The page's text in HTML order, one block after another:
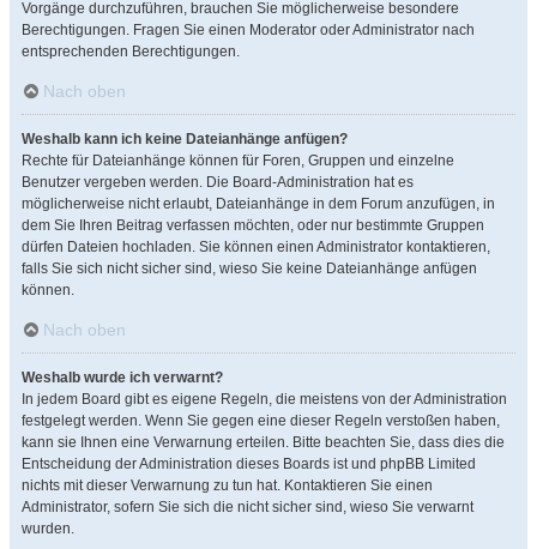
Vorgänge durchzuführen, brauchen Sie möglicherweise besondere
Berechtigungen. Fragen Sie einen Moderator oder Administrator nach
entsprechenden Berechtigungen.
Nach oben
Weshalb kann ich keine Dateianhänge anfügen?
Rechte für Dateianhänge können für Foren, Gruppen und einzelne
Benutzer vergeben werden. Die Board-Administration hat es
möglicherweise nicht erlaubt, Dateianhänge in dem Forum anzufügen, in
dem Sie Ihren Beitrag verfassen möchten, oder nur bestimmte Gruppen
dürfen Dateien hochladen. Sie können einen Administrator kontaktieren,
falls Sie sich nicht sicher sind, wieso Sie keine Dateianhänge anfügen
können.
Nach oben
Weshalb wurde ich verwarnt?
In jedem Board gibt es eigene Regeln, die meistens von der Administration
festgelegt werden. Wenn Sie gegen eine dieser Regeln verstoßen haben,
kann sie Ihnen eine Verwarnung erteilen. Bitte beachten Sie, dass dies die
Entscheidung der Administration dieses Boards ist und phpBB Limited
nichts mit dieser Verwarnung zu tun hat. Kontaktieren Sie einen
Administrator, sofern Sie sich die nicht sicher sind, wieso Sie verwarnt
wurden.